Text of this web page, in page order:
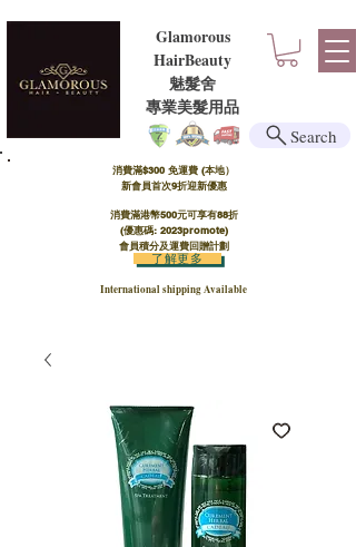
Glamorous
HairBeauty
魅髮舍
​​專業美髮用品
消費滿$300 免運費 (本地）​
新會員首次9折迎新優惠
消費滿港幣500元可享有88折
(優惠碼: 2023promote)
會員積分及運費回贈計劃
International shipping Available
了解更多
Search